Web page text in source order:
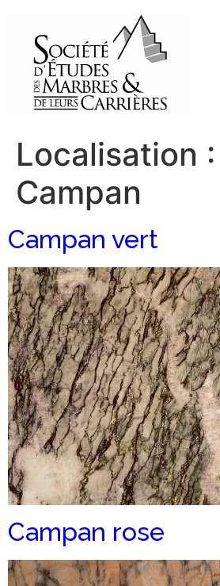
Localisation :
Campan
Campan vert
Campan rose